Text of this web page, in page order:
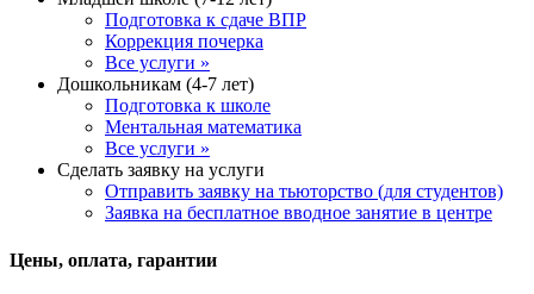
Подготовка к сдаче ВПР
Коррекция почерка
Все услуги »
Дошкольникам (4-7 лет)
Подготовка к школе
Ментальная математика
Все услуги »
Сделать заявку на услуги
Отправить заявку на тьюторство (для студентов)
Заявка на бесплатное вводное занятие в центре
Цены, оплата, гарантии